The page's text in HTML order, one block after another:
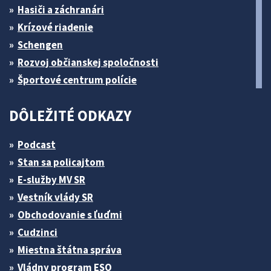
Hasiči a záchranári
Krízové riadenie
Schengen
Rozvoj občianskej spoločnosti
Športové centrum polície
DÔLEŽITÉ ODKAZY
Podcast
Stan sa policajtom
E-služby MV SR
Vestník vlády SR
Obchodovanie s ľuďmi
Cudzinci
Miestna štátna správa
Vládny program ESO